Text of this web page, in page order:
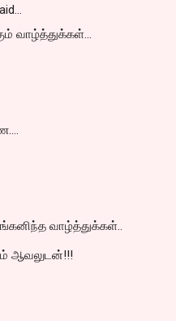
வாழ்த்துக்கள்...
வாழ்த்துக்கள்..
ஆவலுடன்!!!